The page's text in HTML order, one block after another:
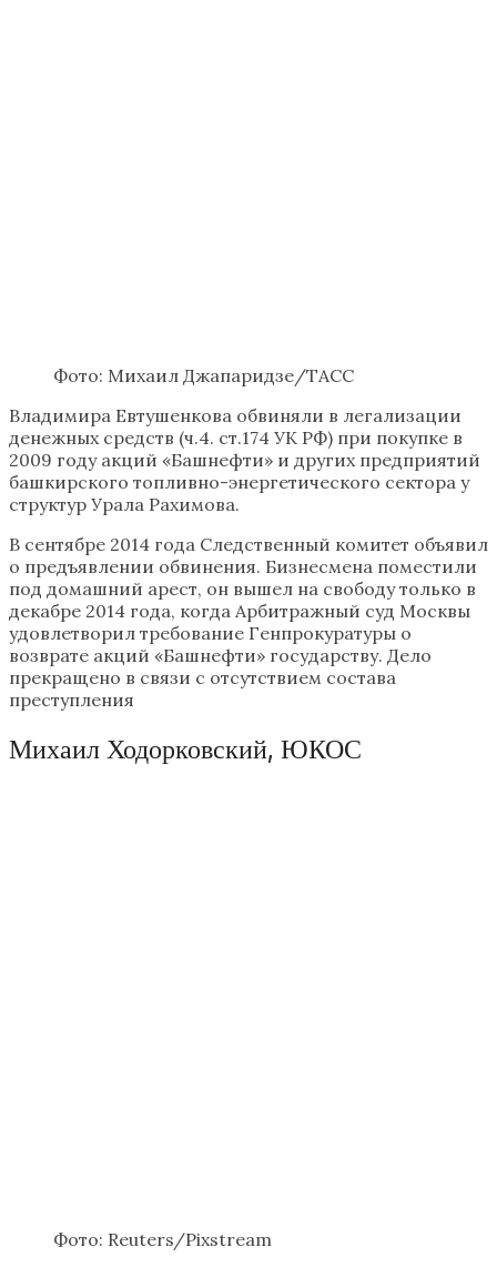
Фото: Михаил Джапаридзе/ТАСС
Владимира Евтушенкова обвиняли в легализации
денежных средств (ч.4. ст.174 УК РФ) при покупке в
2009 году акций «Башнефти» и других предприятий
башкирского топливно-энергетического сектора у
структур Урала Рахимова.
В сентябре 2014 года Следственный комитет объявил
о предъявлении обвинения. Бизнесмена поместили
под домашний арест, он вышел на свободу только в
декабре 2014 года, когда Арбитражный суд Москвы
удовлетворил требование Генпрокуратуры о
возврате акций «Башнефти» государству. Дело
прекращено в связи с отсутствием состава
преступления
Михаил Ходорковский, ЮКОС
Фото: Reuters/Pixstream